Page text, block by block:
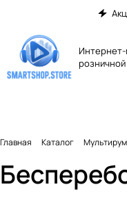
Интернет-
Главная Каталог Мультирум